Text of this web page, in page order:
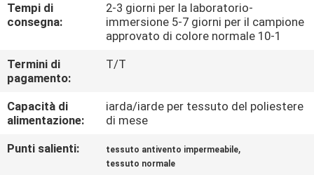
NOTIZIE
CASI
COMPANY
NEWS
Tempi di
consegna:
2-3 giorni per la laboratorio-
immersione 5-7 giorni per il campione
approvato di colore normale 10-1
Termini di
pagamento:
T/T
Capacità di
alimentazione:
iarda/iarde per tessuto del poliestere
di mese
Punti salienti:
tessuto antivento impermeabile,
tessuto normale